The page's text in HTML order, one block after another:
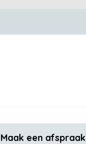
Maak een afspraak